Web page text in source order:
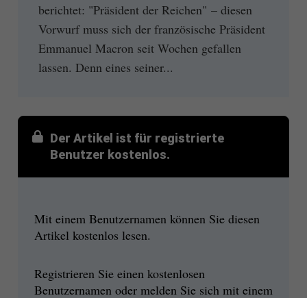
berichtet: "Präsident der Reichen" – diesen
Vorwurf muss sich der französische Präsident
Emmanuel Macron seit Wochen gefallen
lassen. Denn eines seiner...
Der Artikel ist für registrierte
Benutzer kostenlos.
Mit einem Benutzernamen können Sie diesen
Artikel kostenlos lesen.
Registrieren Sie einen kostenlosen
Benutzernamen oder melden Sie sich mit einem